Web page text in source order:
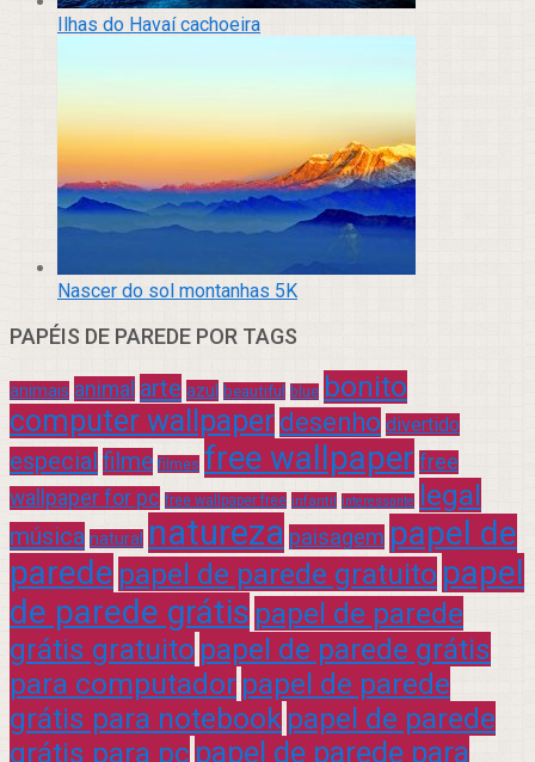
Ilhas do Havaí cachoeira
Nascer do sol montanhas 5K
PAPÉIS DE PAREDE POR TAGS
animais animal arte azul beautiful blue bonito
computer wallpaper desenho divertido
especial filme filmes free wallpaper free
wallpaper for pc free wallpaper free infantil interessante legal
música natural natureza paisagem papel de
parede papel de parede gratuito papel
de parede grátis papel de parede
grátis gratuito papel de parede grátis
para computador papel de parede
grátis para notebook papel de parede
grátis para pc papel de parede para